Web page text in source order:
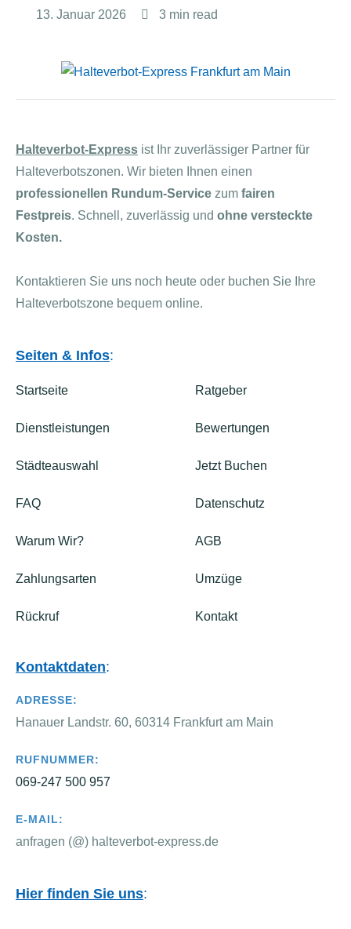
13. Januar 2026
3 min read
Halteverbot-Express ist Ihr zuverlässiger Partner für
Halteverbotszonen. Wir bieten Ihnen einen
professionellen Rundum-Service zum fairen
Festpreis. Schnell, zuverlässig und ohne versteckte
Kosten.
Kontaktieren Sie uns noch heute oder buchen Sie Ihre
Halteverbotszone bequem online.
Seiten & Infos:
Startseite
Dienstleistungen
Städteauswahl
FAQ
Warum Wir?
Zahlungsarten
Rückruf
Ratgeber
Bewertungen
Jetzt Buchen
Datenschutz
AGB
Umzüge
Kontakt
Kontaktdaten:
ADRESSE:
Hanauer Landstr. 60, 60314 Frankfurt am Main
RUFNUMMER:
069-247 500 957
E-MAIL:
anfragen (@) halteverbot-express.de
Hier finden Sie uns: